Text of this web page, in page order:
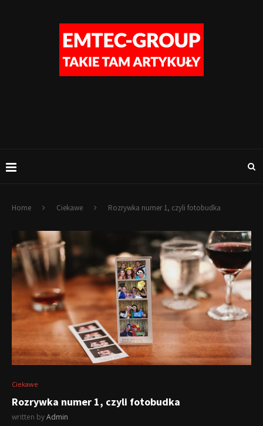
Home Ciekawe Rozrywka numer 1, czyli fotobudka
Ciekawe
Rozrywka numer 1, czyli fotobudka
written byAdmin